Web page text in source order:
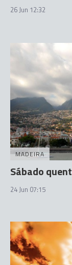
26 Jun 12:32
MADEIRA
Sábado
24 Jun 07:15